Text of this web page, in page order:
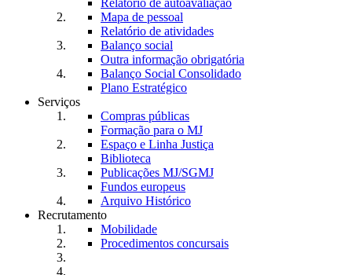
Relatório de autoavaliação
Mapa de pessoal
Relatório de atividades
Balanço social
Outra informação obrigatória
Balanço Social Consolidado
Plano Estratégico
Serviços
Compras públicas
Formação para o MJ
Espaço e Linha Justiça
Biblioteca
Publicações MJ/SGMJ
Fundos europeus
Arquivo Histórico
Recrutamento
Mobilidade
Procedimentos concursais